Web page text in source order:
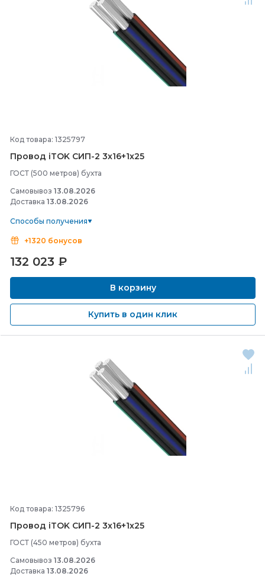
Код товара: 1325797
Провод iTOK СИП-2 3х16+1х25
ГОСТ (500 метров) бухта
Самовывоз 13.08.2026
Доставка 13.08.2026
Способы получения
+1320 бонусов
132 023 ₽
В корзину
Купить в один клик
Код товара: 1325796
Провод iTOK СИП-2 3х16+1х25
ГОСТ (450 метров) бухта
Самовывоз 13.08.2026
Доставка 13.08.2026